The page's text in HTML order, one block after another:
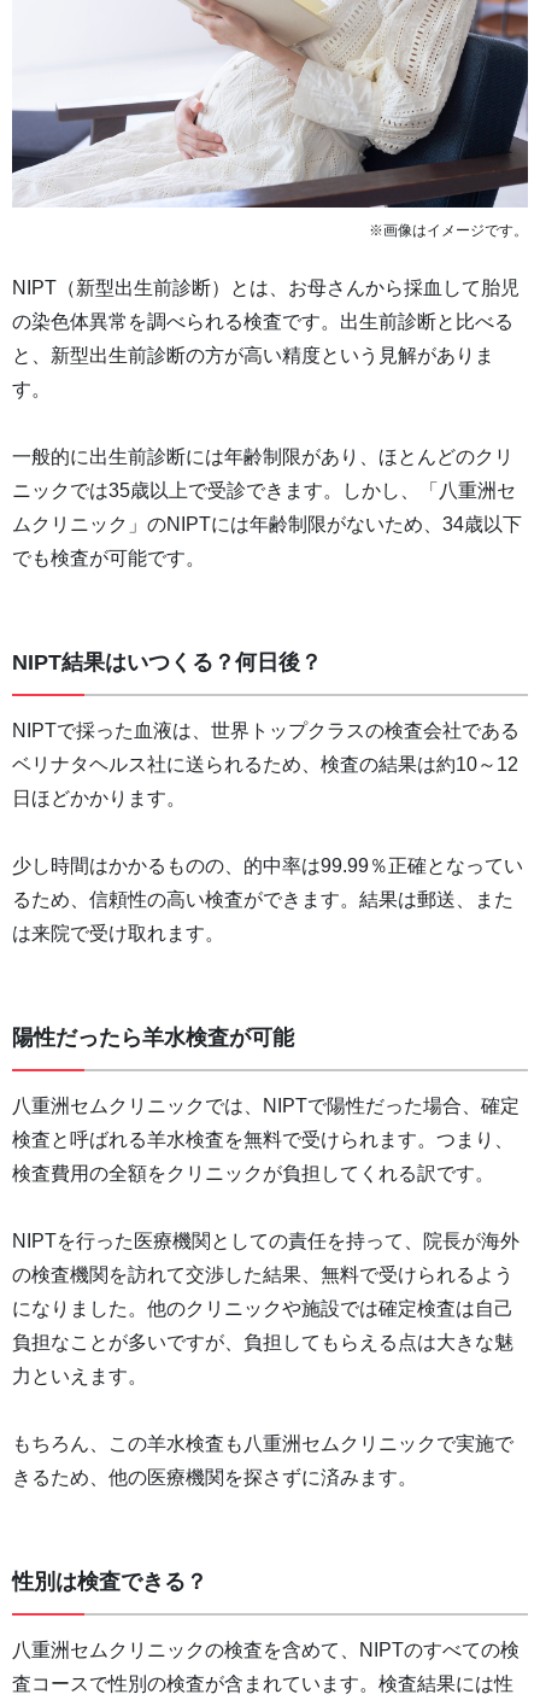
※画像はイメージです。
NIPT（新型出生前診断）とは、お母さんから採血して胎児
の染色体異常を調べられる検査です。出生前診断と比べる
と、新型出生前診断の方が高い精度という見解がありま
す。
一般的に出生前診断には年齢制限があり、ほとんどのクリ
ニックでは35歳以上で受診できます。しかし、「八重洲セ
ムクリニック」のNIPTには年齢制限がないため、34歳以下
でも検査が可能です。
NIPT結果はいつくる？何日後？
NIPTで採った血液は、世界トップクラスの検査会社である
ベリナタヘルス社に送られるため、検査の結果は約10～12
日ほどかかります。
少し時間はかかるものの、的中率は99.99％正確となってい
るため、信頼性の高い検査ができます。結果は郵送、また
は来院で受け取れます。
陽性だったら羊水検査が可能
八重洲セムクリニックでは、NIPTで陽性だった場合、確定
検査と呼ばれる羊水検査を無料で受けられます。つまり、
検査費用の全額をクリニックが負担してくれる訳です。
NIPTを行った医療機関としての責任を持って、院長が海外
の検査機関を訪れて交渉した結果、無料で受けられるよう
になりました。他のクリニックや施設では確定検査は自己
負担なことが多いですが、負担してもらえる点は大きな魅
力といえます。
もちろん、この羊水検査も八重洲セムクリニックで実施で
きるため、他の医療機関を探さずに済みます。
性別は検査できる？
八重洲セムクリニックの検査を含めて、NIPTのすべての検
査コースで性別の検査が含まれています。検査結果には性